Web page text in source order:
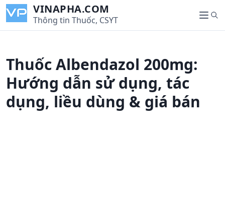
i
VINAPHA.COM
Thông tin Thuốc, CSYT
M
e
S
e
Thuốc Albendazol 200mg:
Hướng dẫn sử dụng, tác
dụng, liều dùng & giá bán